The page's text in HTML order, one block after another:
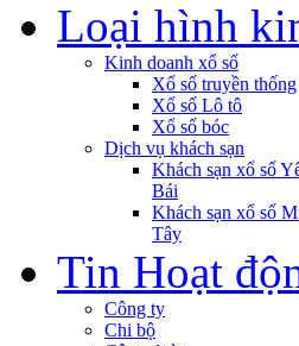
Loại hình
Kinh doanh xổ số
Xổ số truyền thống
Xổ số Lô tô
Xổ số bóc
Dịch vụ khách sạn
Khách sạn xổ số
Bái
Khách sạn xổ số
Tây
Tin Hoạt
Công ty
Chi bộ